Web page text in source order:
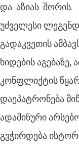
და აზიას შორის.
უძველესი
გადაკვეთის
ხიდების აგებაზე,
კონფლიქტის
დაეპატრონება
ადამინური
გვჭირდება